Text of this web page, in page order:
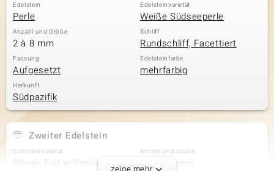
Edelstein
Perle
Edelsteinvarietät
Weiße Südseeperle
Anzahl und Größe
2 à 8 mm
Schliff
Rundschliff, Facettiert
Fassung
Aufgesetzt
Edelsteinfarbe
mehrfarbig
Herkunft
Südpazifik
Zweiter Edelstein
Edelsteinvarietät
Blauer Tuléar-Saphir
Anzahl und Größe
16 à 1,3 mm